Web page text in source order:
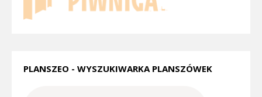
PLANSZEO - WYSZUKIWARKA PLANSZÓWEK